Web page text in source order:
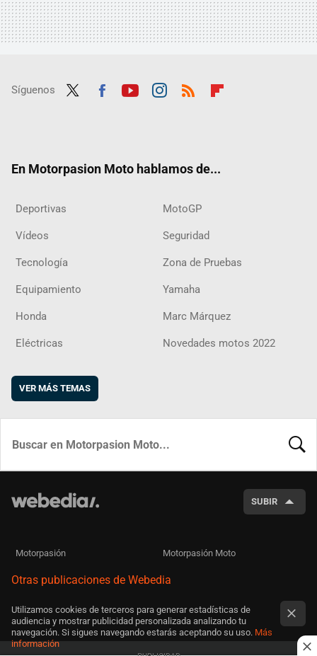
Síguenos
En Motorpasion Moto hablamos de...
Deportivas MotoGP
Vídeos Seguridad
Tecnología Zona de Pruebas
Equipamiento Yamaha
Honda Marc Márquez
Eléctricas Novedades motos 2022
VER MÁS TEMAS
SUBIR
Motorpasión Motorpasión Moto
Otras publicaciones de Webedia
Utilizamos cookies de terceros para generar estadísticas de
audiencia y mostrar publicidad personalizada analizando tu
navegación. Si sigues navegando estarás aceptando su uso. Más
información